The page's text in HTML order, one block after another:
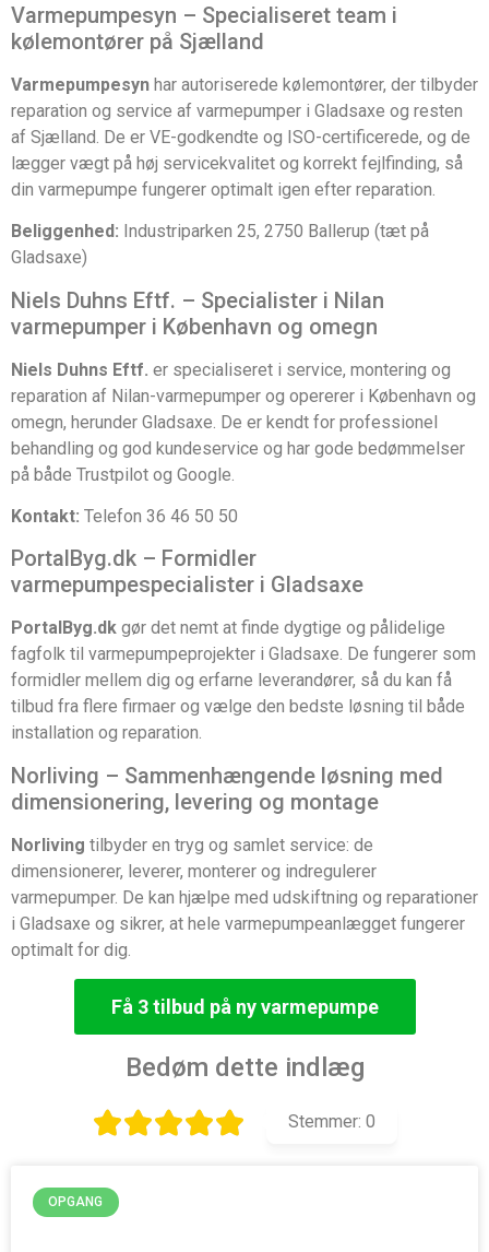
Varmepumpesyn – Specialiseret team i
kølemontører på Sjælland
Varmepumpesyn har autoriserede kølemontører, der tilbyder
reparation og service af varmepumper i Gladsaxe og resten
af Sjælland. De er VE-godkendte og ISO-certificerede, og de
lægger vægt på høj servicekvalitet og korrekt fejlfinding, så
din varmepumpe fungerer optimalt igen efter reparation.
Beliggenhed: Industriparken 25, 2750 Ballerup (tæt på
Gladsaxe)
Niels Duhns Eftf. – Specialister i Nilan
varmepumper i København og omegn
Niels Duhns Eftf. er specialiseret i service, montering og
reparation af Nilan-varmepumper og opererer i København og
omegn, herunder Gladsaxe. De er kendt for professionel
behandling og god kundeservice og har gode bedømmelser
på både Trustpilot og Google.
Kontakt: Telefon 36 46 50 50
PortalByg.dk – Formidler
varmepumpespecialister i Gladsaxe
PortalByg.dk gør det nemt at finde dygtige og pålidelige
fagfolk til varmepumpeprojekter i Gladsaxe. De fungerer som
formidler mellem dig og erfarne leverandører, så du kan få
tilbud fra flere firmaer og vælge den bedste løsning til både
installation og reparation.
Norliving – Sammenhængende løsning med
dimensionering, levering og montage
Norliving tilbyder en tryg og samlet service: de
dimensionerer, leverer, monterer og indregulerer
varmepumper. De kan hjælpe med udskiftning og reparationer
i Gladsaxe og sikrer, at hele varmepumpeanlægget fungerer
optimalt for dig.
Få 3 tilbud på ny varmepumpe
Bedøm dette indlæg
Stemmer: 0
OPGANG